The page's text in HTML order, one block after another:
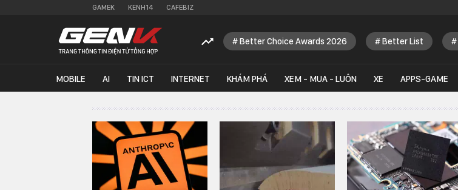
GAMEK KENH14 CAFEBIZ
Better Choice Awards 2026 Better List
MOBILE AI TIN ICT INTERNET KHÁM PHÁ XEM - MUA - LUÔN XE APPS-GAME